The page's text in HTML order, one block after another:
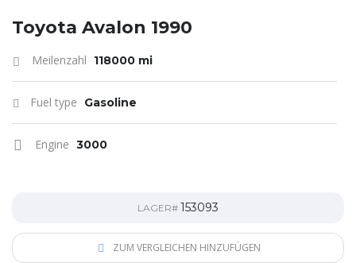
Toyota Avalon 1990
Meilenzahl 118000 mi
Fuel type Gasoline
Engine 3000
LAGER# 153093
ZUM VERGLEICHEN HINZUFÜGEN